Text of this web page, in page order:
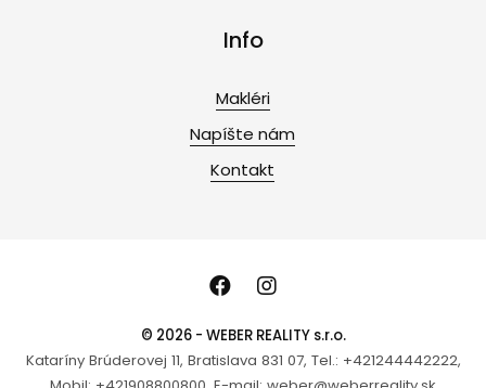
Info
Makléri
Napíšte nám
Kontakt
© 2026 - WEBER REALITY s.r.o.
Kataríny Brúderovej 11, Bratislava 831 07, Tel.: +421244442222,